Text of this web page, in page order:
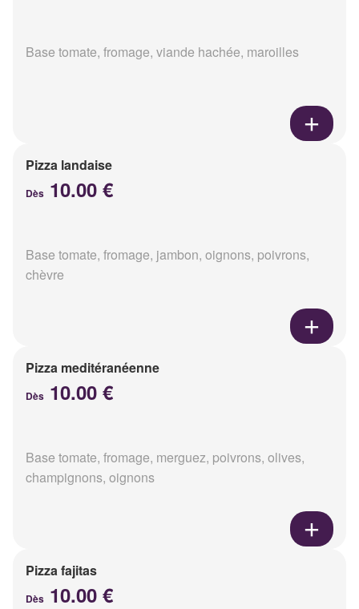
Base tomate, fromage, viande hachée, maroilles
Pizza landaise
Dès 10.00 €
Base tomate, fromage, jambon, oignons, poivrons,
chèvre
Pizza meditéranéenne
Dès 10.00 €
Base tomate, fromage, merguez, poivrons, olives,
champignons, oignons
Pizza fajitas
Dès 10.00 €